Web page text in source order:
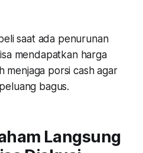
saat ada penurunan
mendapatkan harga
menjaga porsi cash agar
bagus.
Langsung